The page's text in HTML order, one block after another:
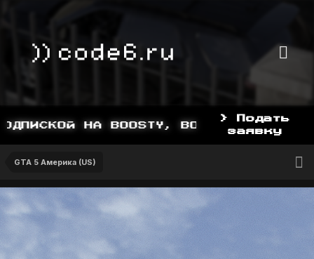
НА BOOSTY, BOOSTY.TO/YDDY
> Подать
заявку
GTA 5 Америка (US)